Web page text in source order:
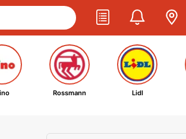
Rossmann Lidl